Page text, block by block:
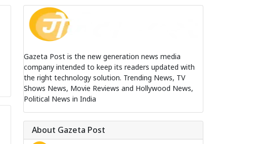
Gazeta Post is the new generation news media
company intended to keep its readers updated with
the right technology solution. Trending News, TV
Shows News, Movie Reviews and Hollywood News,
Political News in India
About Gazeta Post